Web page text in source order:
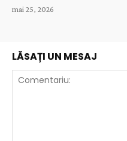
mai 25, 2026
LĂSAȚI UN MESAJ